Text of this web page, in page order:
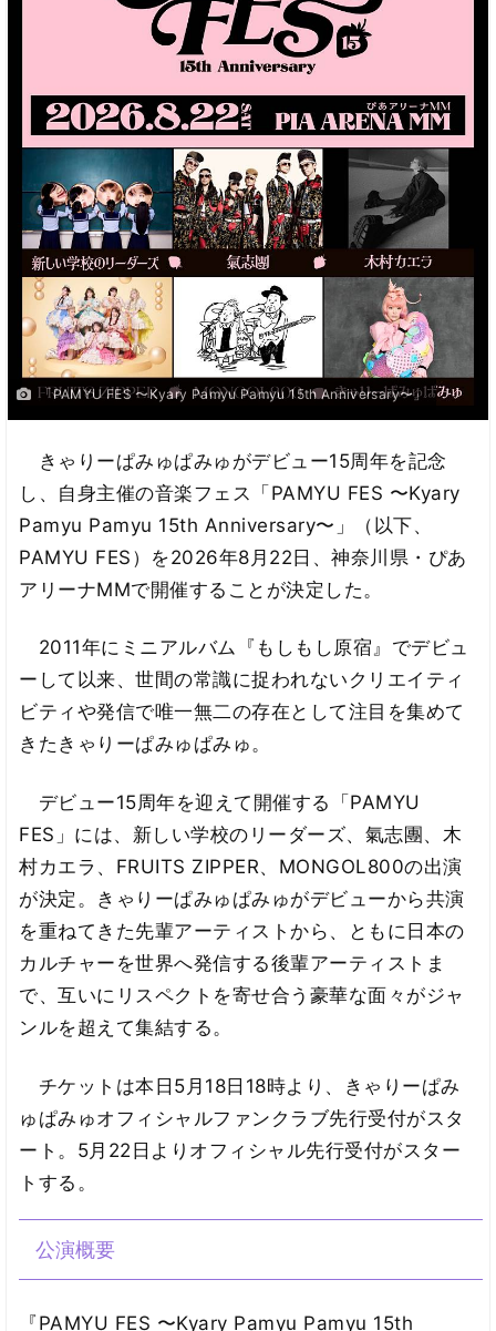
「PAMYU FES 〜Kyary Pamyu Pamyu 15th Anniversary〜」
きゃりーぱみゅぱみゅがデビュー15周年を記念
し、自身主催の音楽フェス「PAMYU FES 〜Kyary
Pamyu Pamyu 15th Anniversary〜」（以下、
PAMYU FES）を2026年8月22日、神奈川県・ぴあ
アリーナMMで開催することが決定した。
2011年にミニアルバム『もしもし原宿』でデビュ
ーして以来、世間の常識に捉われないクリエイティ
ビティや発信で唯一無二の存在として注目を集めて
きたきゃりーぱみゅぱみゅ。
デビュー15周年を迎えて開催する「PAMYU
FES」には、新しい学校のリーダーズ、氣志團、木
村カエラ、FRUITS ZIPPER、MONGOL800の出演
が決定。きゃりーぱみゅぱみゅがデビューから共演
を重ねてきた先輩アーティストから、ともに日本の
カルチャーを世界へ発信する後輩アーティストま
で、互いにリスペクトを寄せ合う豪華な面々がジャ
ンルを超えて集結する。
チケットは本日5月18日18時より、きゃりーぱみ
ゅぱみゅオフィシャルファンクラブ先行受付がスタ
ート。5月22日よりオフィシャル先行受付がスター
トする。
公演概要
『PAMYU FES 〜Kyary Pamyu Pamyu 15th